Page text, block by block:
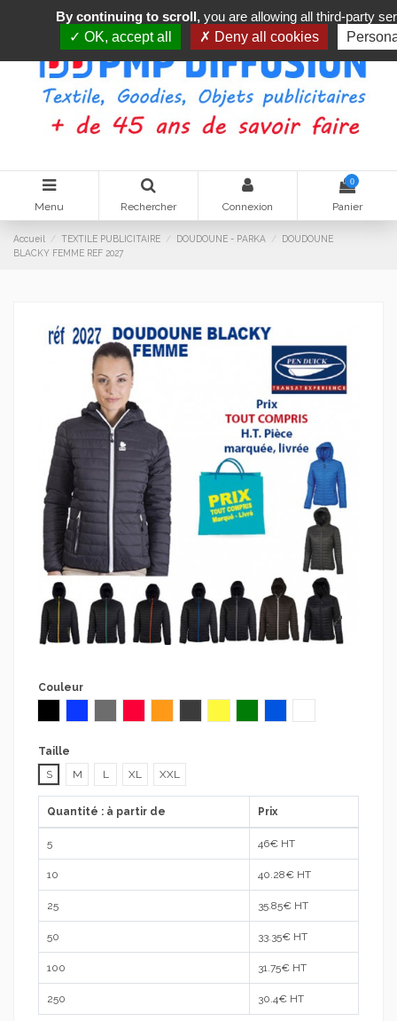
Menu Rechercher Connexion
0
Panier
Accueil TEXTILE PUBLICITAIRE DOUDOUNE - PARKA
DOUDOUNE
BLACKY FEMME REF 2027
Couleur
Taille
S
M L XL XXL
Quantité : à partir de Prix
5 46€ HT
10 40.28€ HT
25 35.85€ HT
50 33.35€ HT
100 31.75€ HT
250 30.4€ HT
By continuing to scroll, you are allowing all third-party
OK, accept all
Deny all cookies